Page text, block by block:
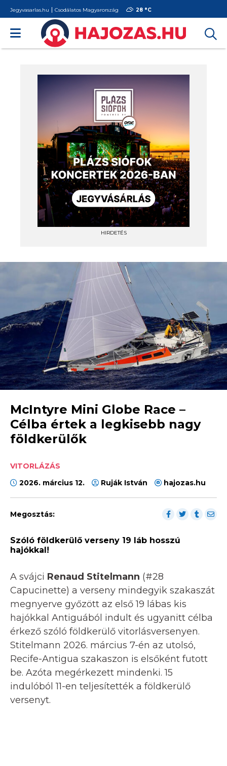
Jegyvasarlas.hu Csodálatos Magyarország 28 °C
HIRDETÉS
McIntyre Mini Globe Race –
Célba értek a legkisebb nagy
földkerülők
VITORLÁZÁS
2026. március 12.
Ruják István hajozas.hu
Megosztás:
Szóló földkerülő verseny 19 láb hosszú
hajókkal!
A svájci Renaud Stitelmann (#28
Capucinette) a verseny mindegyik szakaszát
megnyerve győzött az első 19 lábas kis
hajókkal Antiguából indult és ugyanitt célba
érkező szóló földkerülő vitorlásversenyen.
Stitelmann 2026. március 7-én az utolsó,
Recife-Antigua szakaszon is elsőként futott
be. Azóta megérkezett mindenki. 15
indulóból 11-en teljesítették a földkerülő
versenyt.